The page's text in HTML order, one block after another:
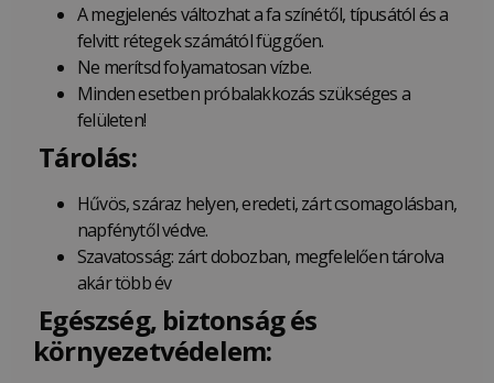
A megjelenés változhat a fa színétől, típusától és a
felvitt rétegek számától függően.
Ne merítsd folyamatosan vízbe.
Minden esetben próbalakkozás szükséges a
felületen!
Tárolás:
Hűvös, száraz helyen, eredeti, zárt csomagolásban,
napfénytől védve.
Szavatosság: zárt dobozban, megfelelően tárolva
akár több év
Egészség, biztonság és
környezetvédelem: